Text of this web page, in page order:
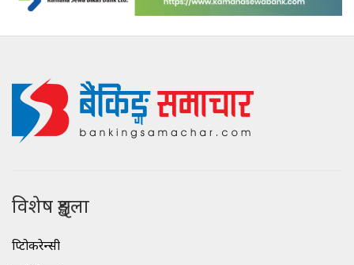
विशेष शृङ्खला
क्रिप्टोकरेन्सी